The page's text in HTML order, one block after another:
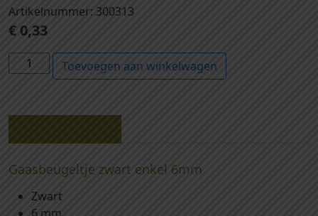
Artikelnummer: 300313
€ 0,33
0
3
3
-
Toevoegen aan winkelwagen
Gaasbeugeltje zwart enkel 6mm
Zwart